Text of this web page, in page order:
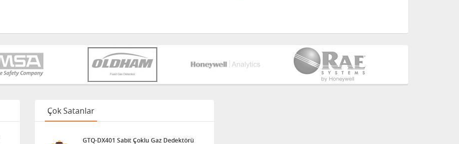
Çok Satanlar
GTQ-DX401 Sabit Çoklu Gaz Dedektörü